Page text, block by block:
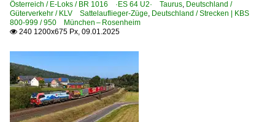
Österreich / E-Loks / BR 1016 ·ES 64 U2· Taurus, Deutschland /
Güterverkehr / KLV Sattelauflieger-Züge, Deutschland / Strecken | KBS
800-999 / 950 München – Rosenheim
 240 1200x675 Px, 09.01.2025